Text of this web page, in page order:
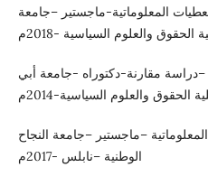
المعلوماتية-ماجستير –جامعة
–دراسة مقارنة-دكتوراه -جامعة أبي
–ماجستير –جامعة النجاح
الوطنية –نابلس -2017م